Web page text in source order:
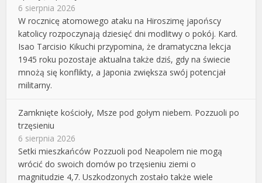
6 sierpnia 2026
W rocznicę atomowego ataku na Hiroszimę japońscy
katolicy rozpoczynają dziesięć dni modlitwy o pokój. Kard.
Isao Tarcisio Kikuchi przypomina, że dramatyczna lekcja
1945 roku pozostaje aktualna także dziś, gdy na świecie
mnożą się konflikty, a Japonia zwiększa swój potencjał
militarny.
Zamknięte kościoły, Msze pod gołym niebem. Pozzuoli po
trzęsieniu
6 sierpnia 2026
Setki mieszkańców Pozzuoli pod Neapolem nie mogą
wrócić do swoich domów po trzęsieniu ziemi o
magnitudzie 4,7. Uszkodzonych zostało także wiele